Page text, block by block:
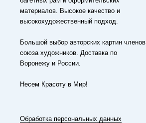
материалов. Высокое качество и
высокохудожественный подход.
Большой выбор авторских картин членов
союза художников. Доставка по
Воронежу и России.
Несем Красоту в Мир!
Обработка персональных данных